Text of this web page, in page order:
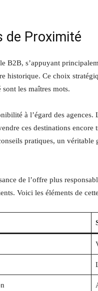
de Proximité
B2B, s’appuyant
historique. Ce choix
les maîtres mots.
à l’égard des agences.
ces destinations encore
pratiques, un véritable
de l’offre plus
Voici les éléments de